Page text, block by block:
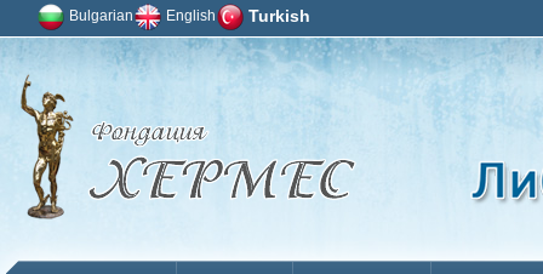
Bulgarian English Turkish